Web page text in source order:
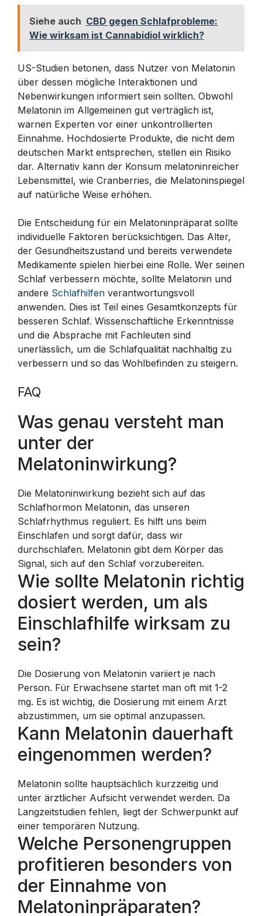
Siehe auch CBD gegen Schlafprobleme:
Wie wirksam ist Cannabidiol wirklich?
US-Studien betonen, dass Nutzer von Melatonin
über dessen mögliche Interaktionen und
Nebenwirkungen informiert sein sollten. Obwohl
Melatonin im Allgemeinen gut verträglich ist,
warnen Experten vor einer unkontrollierten
Einnahme. Hochdosierte Produkte, die nicht dem
deutschen Markt entsprechen, stellen ein Risiko
dar. Alternativ kann der Konsum melatoninreicher
Lebensmittel, wie Cranberries, die Melatoninspiegel
auf natürliche Weise erhöhen.
Die Entscheidung für ein Melatoninpräparat sollte
individuelle Faktoren berücksichtigen. Das Alter,
der Gesundheitszustand und bereits verwendete
Medikamente spielen hierbei eine Rolle. Wer seinen
Schlaf verbessern möchte, sollte Melatonin und
andere Schlafhilfen verantwortungsvoll
anwenden. Dies ist Teil eines Gesamtkonzepts für
besseren Schlaf. Wissenschaftliche Erkenntnisse
und die Absprache mit Fachleuten sind
unerlässlich, um die Schlafqualität nachhaltig zu
verbessern und so das Wohlbefinden zu steigern.
FAQ
Was genau versteht man
unter der
Melatoninwirkung?
Die Melatoninwirkung bezieht sich auf das
Schlafhormon Melatonin, das unseren
Schlafrhythmus reguliert. Es hilft uns beim
Einschlafen und sorgt dafür, dass wir
durchschlafen. Melatonin gibt dem Körper das
Signal, sich auf den Schlaf vorzubereiten.
Wie sollte Melatonin richtig
dosiert werden, um als
Einschlafhilfe wirksam zu
sein?
Die Dosierung von Melatonin variiert je nach
Person. Für Erwachsene startet man oft mit 1-2
mg. Es ist wichtig, die Dosierung mit einem Arzt
abzustimmen, um sie optimal anzupassen.
Kann Melatonin dauerhaft
eingenommen werden?
Melatonin sollte hauptsächlich kurzzeitig und
unter ärztlicher Aufsicht verwendet werden. Da
Langzeitstudien fehlen, liegt der Schwerpunkt auf
einer temporären Nutzung.
Welche Personengruppen
profitieren besonders von
der Einnahme von
Melatoninpräparaten?